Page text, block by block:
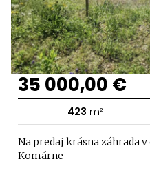
35 000,00 €
423 m²
Na predaj krásna záhrada
Komárne